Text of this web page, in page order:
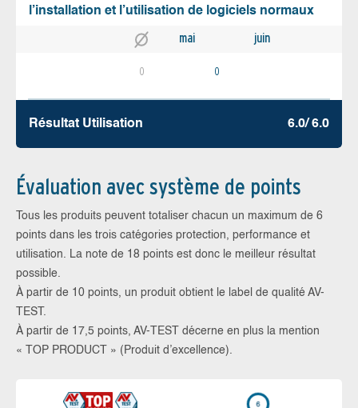
l’installation et l’utilisation de logiciels normaux
mai juin
0 0
Résultat Utilisation 6.0/ 6.0
Évaluation avec système de points
Tous les produits peuvent totaliser chacun un maximum de 6
points dans les trois catégories protection, performance et
utilisation. La note de 18 points est donc le meilleur résultat
possible.
À partir de 10 points, un produit obtient le label de qualité AV-
TEST.
À partir de 17,5 points, AV-TEST décerne en plus la mention
« TOP PRODUCT » (Produit d’excellence).